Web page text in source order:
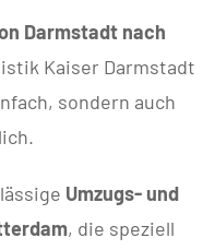
Darmstadt nach
Kaiser Darmstadt
sondern auch
Umzugs- und
, die speziell